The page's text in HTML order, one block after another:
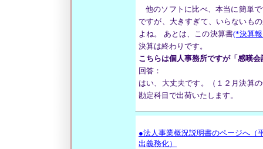
他のソフトに比べ、本当に簡単
ですが、大きすぎて、いらないも
よね。 あとは、この決算書(*決算
決算は終わりです。
こちらは個人事務所ですが「感嘆
回答：
はい、大丈夫です。（１２月決算
勘定科目で出荷いたします。
●法人事業概況説明書のページへ（
出義務化）